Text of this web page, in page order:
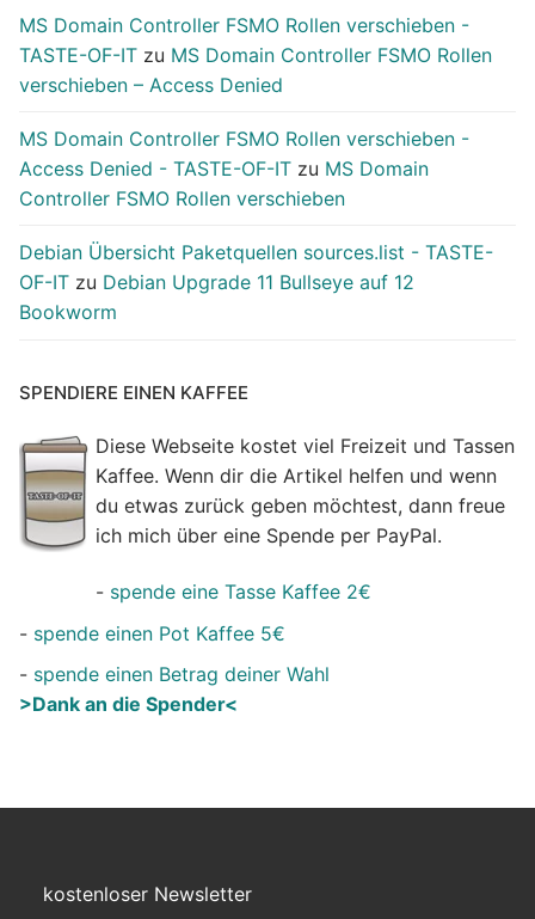
MS Domain Controller FSMO Rollen verschieben -
TASTE-OF-IT zu MS Domain Controller FSMO Rollen
verschieben – Access Denied
MS Domain Controller FSMO Rollen verschieben -
Access Denied - TASTE-OF-IT zu MS Domain
Controller FSMO Rollen verschieben
Debian Übersicht Paketquellen sources.list - TASTE-
OF-IT zu Debian Upgrade 11 Bullseye auf 12
Bookworm
SPENDIERE EINEN KAFFEE
Diese Webseite kostet viel Freizeit und Tassen
Kaffee. Wenn dir die Artikel helfen und wenn
du etwas zurück geben möchtest, dann freue
ich mich über eine Spende per PayPal.
- spende eine Tasse Kaffee 2€
- spende einen Pot Kaffee 5€
- spende einen Betrag deiner Wahl
>Dank an die Spender<
kostenloser Newsletter